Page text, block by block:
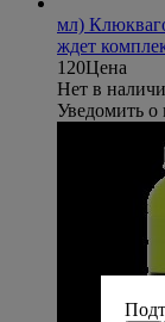
мл) Клюква
ждет
120Цена
Нет в
Уведомить о